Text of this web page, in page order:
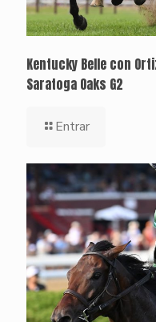
Kentucky Belle con
Saratoga Oaks G2
Entrar